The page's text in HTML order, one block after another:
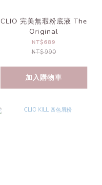
CLIO 完美無瑕粉底液 The
Original
NT$689
NT$990
加入購物車